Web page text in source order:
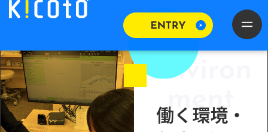
Environ
ment
働く環境・